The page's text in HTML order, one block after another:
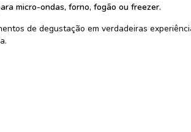
micro-ondas, forno, fogão ou freezer.
de degustação em verdadeiras